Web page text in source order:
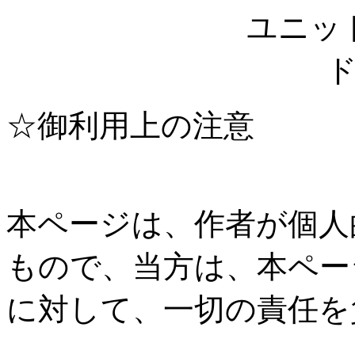
ユニッ
☆御利用上の注意
本ページは、作者が個
もので、当方は、本ペ
に対して、一切の責任